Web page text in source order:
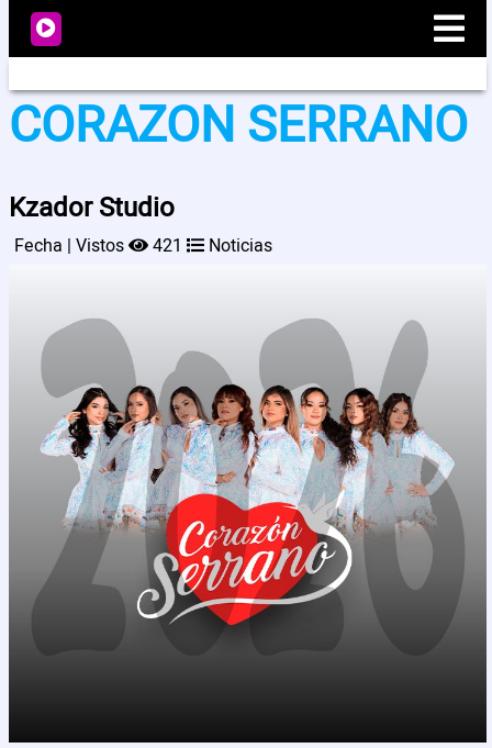
Programación
Artistas
Nosotros
Contactos
CORAZON SERRANO
Kzador Studio
Fecha | Vistos 421 Noticias